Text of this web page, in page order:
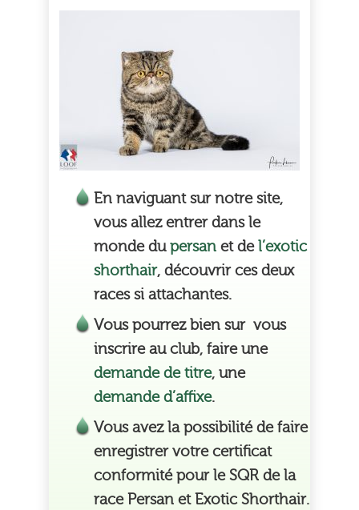
En naviguant sur notre site,
vous allez entrer dans le
monde dupersanet de l’exotic
shorthair, découvrirces deux
races si attachantes.
Vous pourrez bien sur vous
inscrire au club, faire une
demande de titre, une
demande d’affixe.
Vous avez la possibilité de faire
enregistrer votre certificat
conformité pour le SQR de la
race Persan et Exotic Shorthair.